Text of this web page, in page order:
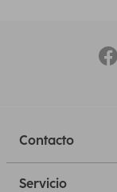
Contacto
Servicio